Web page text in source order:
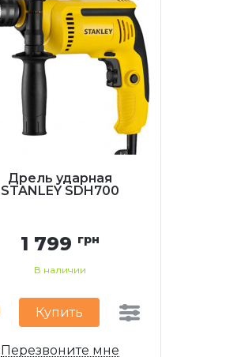
Дрель ударная
STANLEY SDH700
1 799 грн
В наличии
Купить
Перезвоните мне